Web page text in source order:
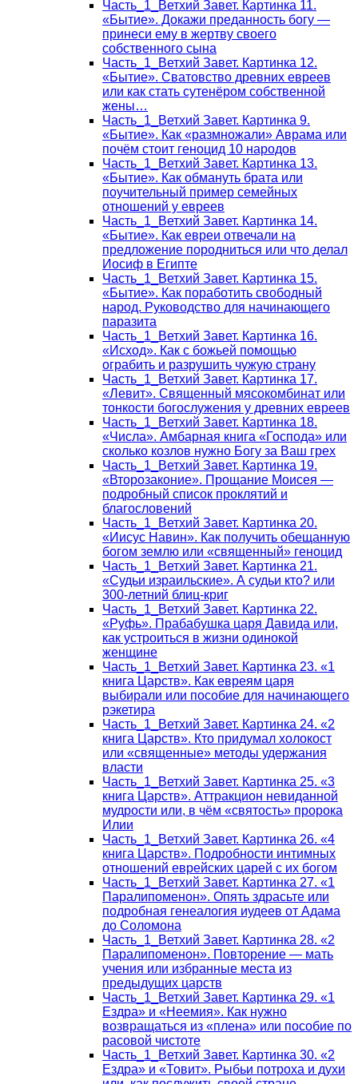
Часть_1_Ветхий Завет. Картинка 11.
«Бытие». Докажи преданность богу —
принеси ему в жертву своего
собственного сына
Часть_1_Ветхий Завет. Картинка 12.
«Бытие». Сватовство древних евреев
или как стать сутенёром собственной
жены…
Часть_1_Ветхий Завет. Картинка 9.
«Бытие». Как «размножали» Аврама или
почём стоит геноцид 10 народов
Часть_1_Ветхий Завет. Картинка 13.
«Бытие». Как обмануть брата или
поучительный пример семейных
отношений у евреев
Часть_1_Ветхий Завет. Картинка 14.
«Бытие». Как евреи отвечали на
предложение породниться или что делал
Иосиф в Египте
Часть_1_Ветхий Завет. Картинка 15.
«Бытие». Как поработить свободный
народ. Руководство для начинающего
паразита
Часть_1_Ветхий Завет. Картинка 16.
«Исход». Как с божьей помощью
ограбить и разрушить чужую страну
Часть_1_Ветхий Завет. Картинка 17.
«Левит». Священный мясокомбинат или
тонкости богослужения у древних евреев
Часть_1_Ветхий Завет. Картинка 18.
«Числа». Амбарная книга «Господа» или
сколько козлов нужно Богу за Ваш грех
Часть_1_Ветхий Завет. Картинка 19.
«Второзаконие». Прощание Моисея —
подробный список проклятий и
благословений
Часть_1_Ветхий Завет. Картинка 20.
«Иисус Навин». Как получить обещанную
богом землю или «священный» геноцид
Часть_1_Ветхий Завет. Картинка 21.
«Судьи израильские». А судьи кто? или
300-летний блиц-криг
Часть_1_Ветхий Завет. Картинка 22.
«Руфь». Прабабушка царя Давида или,
как устроиться в жизни одинокой
женщине
Часть_1_Ветхий Завет. Картинка 23. «1
книга Царств». Как евреям царя
выбирали или пособие для начинающего
рэкетира
Часть_1_Ветхий Завет. Картинка 24. «2
книга Царств». Кто придумал холокост
или «священные» методы удержания
власти
Часть_1_Ветхий Завет. Картинка 25. «3
книга Царств». Аттракцион невиданной
мудрости или, в чём «святость» пророка
Илии
Часть_1_Ветхий Завет. Картинка 26. «4
книга Царств». Подробности интимных
отношений еврейских царей с их богом
Часть_1_Ветхий Завет. Картинка 27. «1
Паралипоменон». Опять здрасьте или
подробная генеалогия иудеев от Адама
до Соломона
Часть_1_Ветхий Завет. Картинка 28. «2
Паралипоменон». Повторение — мать
учения или избранные места из
предыдущих царств
Часть_1_Ветхий Завет. Картинка 29. «1
Ездра» и «Неемия». Как нужно
возвращаться из «плена» или пособие по
расовой чистоте
Часть_1_Ветхий Завет. Картинка 30. «2
Ездра» и «Товит». Рыбьи потроха и духи